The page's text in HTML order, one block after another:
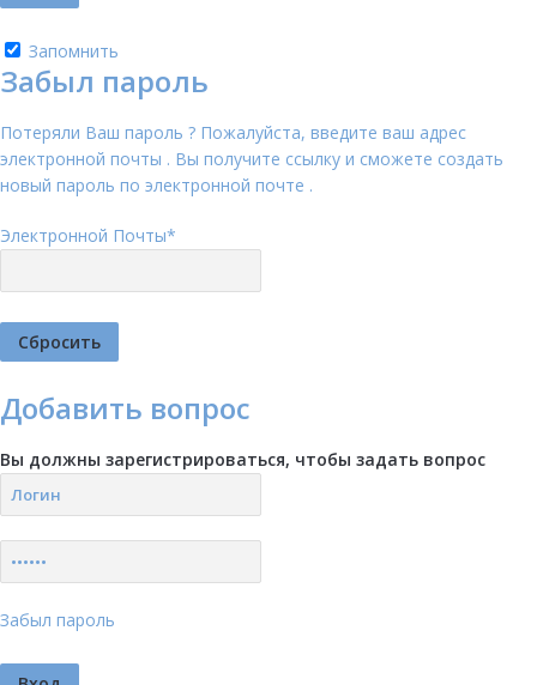
Запомнить
Забыл пароль
Потеряли Ваш пароль ? Пожалуйста, введите ваш адрес
электронной почты . Вы получите ссылку и сможете создать
новый пароль по электронной почте .
Электронной Почты*
Добавить вопрос
Вы должны зарегистрироваться, чтобы задать вопрос
Забыл пароль